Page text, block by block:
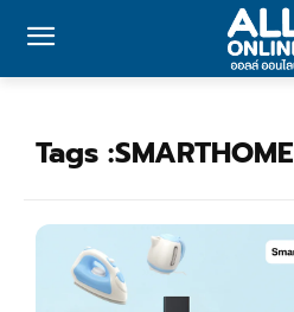
Tags :SMARTHOME